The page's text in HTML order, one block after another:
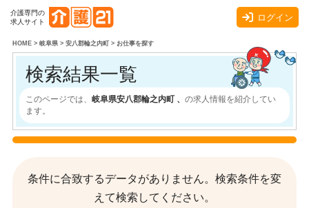
介護専門の
求人サイト
ログイン
HOME> 岐阜県> 安八郡輪之内町> お仕事を探す
検索結果一覧
このページでは、 岐阜県安八郡輪之内町 、 の求人情報を紹介してい
ます。
条件に合致するデータがありません。検索条件を変
えて検索してください。